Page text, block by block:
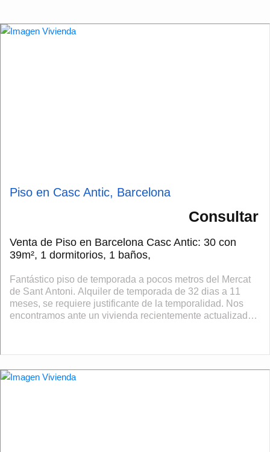
Piso en Casc Antic, Barcelona
Consultar
Venta de Piso en Barcelona Casc Antic: 30 con
39m², 1 dormitorios, 1 baños,
Fantástico piso de temporada a pocos metros del Mercat
de Sant Antoni. Alquiler de temporada de 32 dias a 11
meses, se requiere justificante de la temporalidad. Nos
encontramos ante un vivienda recientemente actualizada,